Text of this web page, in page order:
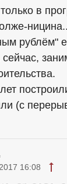
только в
рублём"
(с
16:08